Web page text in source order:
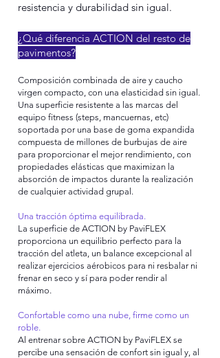
resistencia y durabilidad sin igual.
¿Qué diferencia ACTION del resto de
pavimentos?​
Composición combinada de aire y caucho
virgen compacto, con una elasticidad sin igual.
Una superficie resistente a las marcas del
equipo fitness (steps, mancuernas, etc)
soportada por una base de goma expandida
compuesta de millones de burbujas de aire
para proporcionar el mejor rendimiento, con
propiedades elásticas que maximizan la
absorción de impactos durante la realización
de cualquier actividad grupal.
Una tracción óptima equilibrada.
La superficie de ACTION by PaviFLEX
proporciona un equilibrio perfecto para la
tracción del atleta, un balance excepcional al
realizar ejercicios aérobicos para ni resbalar ni
frenar en seco y sí para poder rendir al
máximo.
Confortable como una nube, firme como un
roble.
Al entrenar sobre ACTION by PaviFLEX se
percibe una sensación de confort sin igual y, al